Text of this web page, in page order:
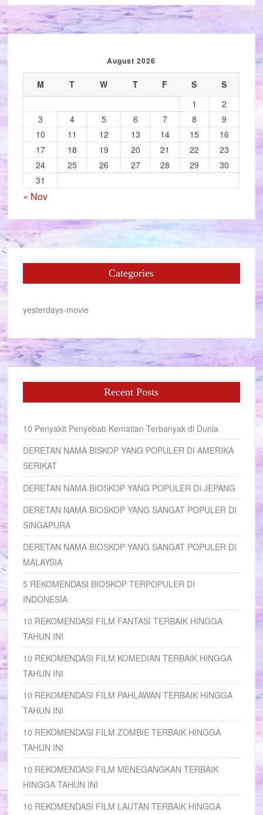
August 2026
M T W T F S
S
1
2
3
4 5 6 7 8
9
10
11 12 13 14 15
16
17
18 19 20 21 22
23
24
25 26 27 28 29
30
31
« Nov
Categories
yesterdays-movie
Recent Posts
10 Penyakit Penyebab Kematian Terbanyak di Dunia
DERETAN NAMA BISKOP YANG POPULER DI AMERIKA
SERIKAT
DERETAN NAMA BIOSKOP YANG POPULER DI JEPANG
DERETAN NAMA BIOSKOP YANG SANGAT POPULER DI
SINGAPURA
DERETAN NAMA BIOSKOP YANG SANGAT POPULER DI
MALAYSIA
5 REKOMENDASI BIOSKOP TERPOPULER DI
INDONESIA
10 REKOMENDASI FILM FANTASI TERBAIK HINGGA
TAHUN INI
10 REKOMENDASI FILM KOMEDIAN TERBAIK HINGGA
TAHUN INI
10 REKOMENDASI FILM PAHLAWAN TERBAIK HINGGA
TAHUN INI
10 REKOMENDASI FILM ZOMBIE TERBAIK HINGGA
TAHUN INI
10 REKOMENDASI FILM MENEGANGKAN TERBAIK
HINGGA TAHUN INI
10 REKOMENDASI FILM LAUTAN TERBAIK HINGGA